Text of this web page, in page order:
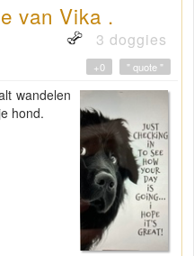
van Vika .
3 doggies
" quote "
+0
wandelen
hond.